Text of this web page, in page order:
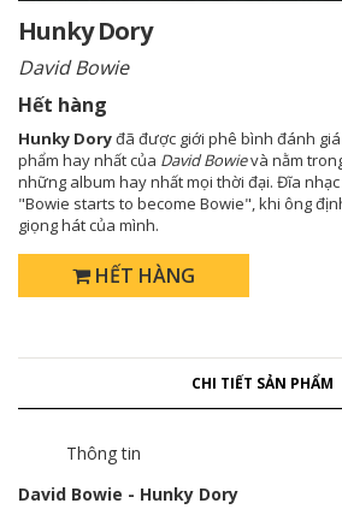
Hunky Dory
David Bowie
Hết hàng
Hunky Doryđã được giới phê bình đánh
phẩm hay nhất của David Bowievà nằm
những album hay nhất mọi thời đại. Đĩa
"Bowie starts to become Bowie", khi ông
giọng hát của mình.
HẾT HÀNG
CHI TIẾT SẢN PHẨM
Thông tin
David Bowie - Hunky Dory